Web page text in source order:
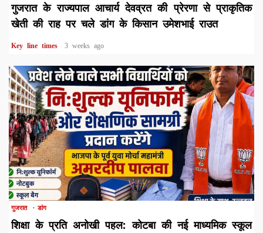
गुजरात के राज्यपाल आचार्य देवव्रत की प्रेरणा से प्राकृतिक
खेती की राह पर चले डांग के किसान उमेशभाई राउत
Key line times 3 weeks ago
1 min read
गुजरात डांग
शिक्षा के प्रति अनोखी पहल: कोटबा की नई माध्यमिक स्कूल